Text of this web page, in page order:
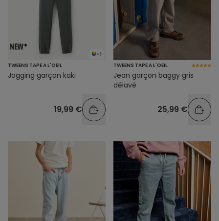
+1
TWEENS TAPE A L'OEIL
Jogging garçon kaki
19,99 €
TWEENS TAPE A L'OEIL
Jean garçon baggy gris
délavé
25,99 €